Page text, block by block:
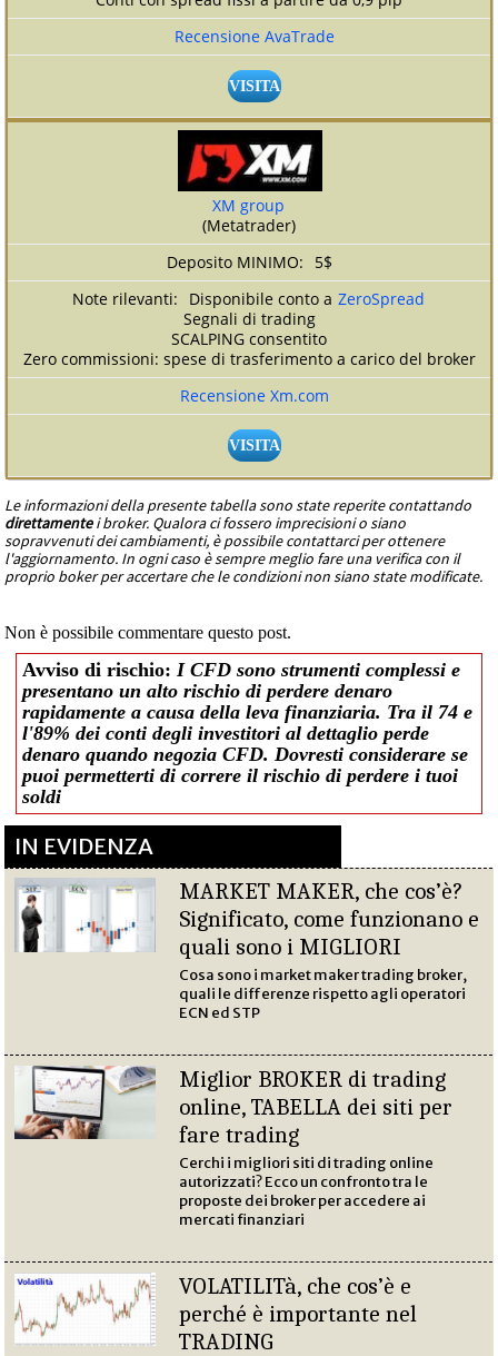
Recensione AvaTrade
VISITA
XM group
(Metatrader)
5$
Disponibile conto a ZeroSpread
Segnali di trading
SCALPING consentito
Zero commissioni: spese di trasferimento a carico del broker
Recensione Xm.com
VISITA
Le informazioni della presente tabella sono state reperite contattando
direttamentei broker. Qualora ci fossero imprecisioni o siano
sopravvenuti dei cambiamenti, è possibile contattarci per ottenere
l'aggiornamento. In ogni caso è sempre meglio fare una verifica con il
proprio boker per accertare che le condizioni non siano state modificate.
Non è possibile commentare questo post.
Avviso di rischio:I CFD sono strumenti complessi e
presentano un alto rischio di perdere denaro
rapidamente a causa della leva finanziaria. Tra il 74 e
l'89% dei conti degli investitori al dettaglio perde
denaro quando negozia CFD. Dovresti considerare se
puoi permetterti di correre il rischio di perdere i tuoi
soldi
IN EVIDENZA
MARKET MAKER, che cos’è?
Significato, come funzionano e
quali sono i MIGLIORI
Cosa sono i market maker trading broker,
quali le differenze rispetto agli operatori
ECN ed STP
Miglior BROKER di trading
online, TABELLA dei siti per
fare trading
Cerchi i migliori siti di trading online
autorizzati? Ecco un confronto tra le
proposte dei broker per accedere ai
mercati finanziari
VOLATILITà, che cos’è e
perché è importante nel
TRADING